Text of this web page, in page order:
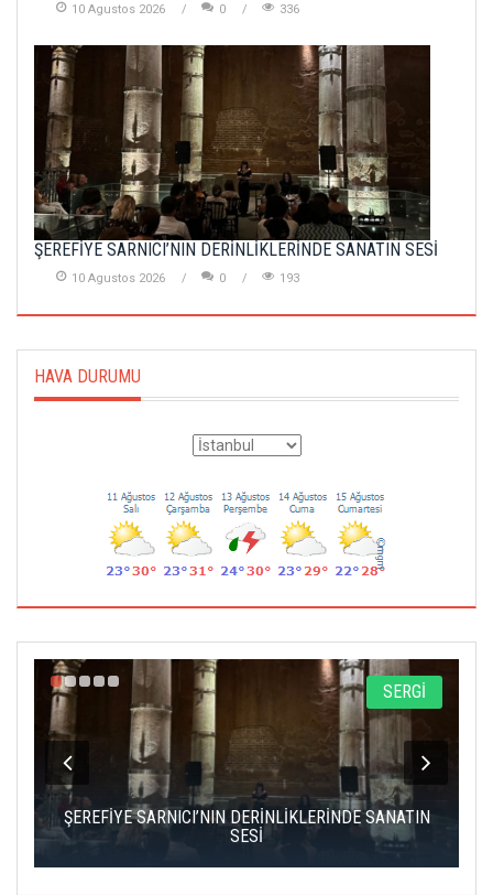
10 Agustos 2026 0 336
ŞEREFİYE SARNICI’NIN DERİNLİKLERİNDE SANATIN SESİ
10 Agustos 2026 0 193
HAVA DURUMU
SERGİ
ŞEREFİYE SARNICI’NIN DERİNLİKLERİNDE SANATIN
SESİ